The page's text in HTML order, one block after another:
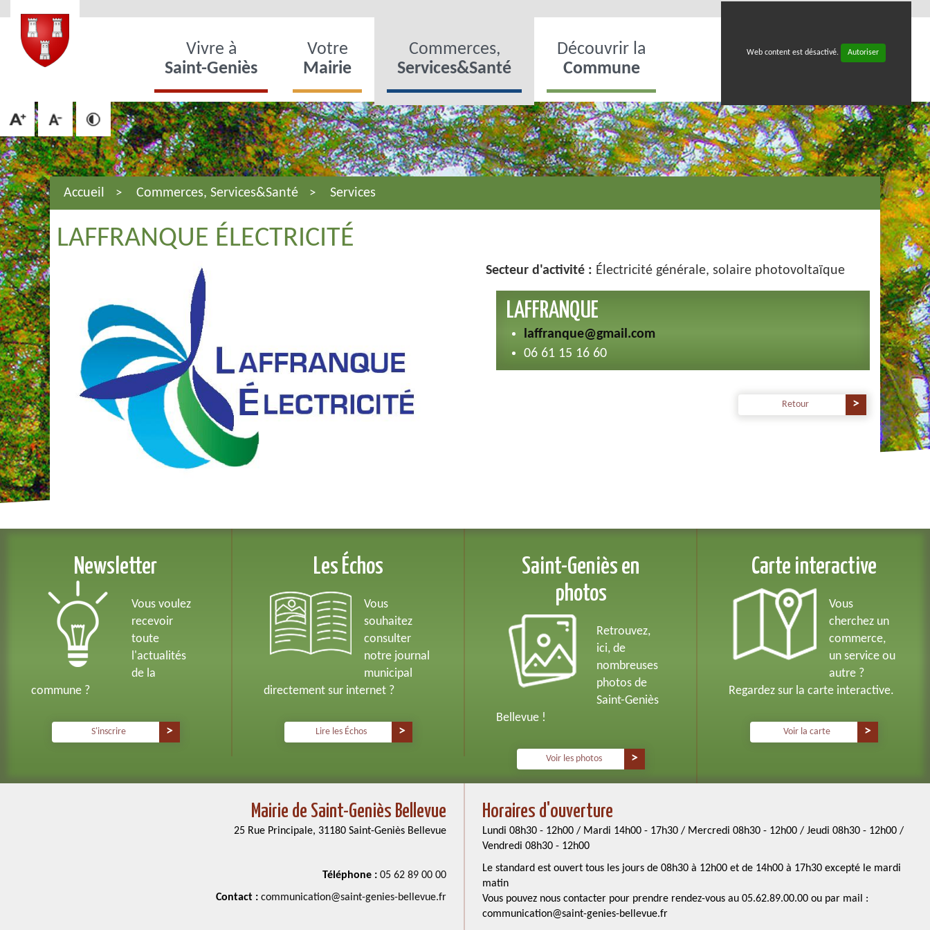
Vivre à
Saint-Geniès
Votre
Mairie
Commerces,
Services&Santé
Découvrir la
Commune
Web content est désactivé. Autoriser
Accueil Commerces, Services&Santé Services
LAFFRANQUE ÉLECTRICITÉ
Secteur d'activité : Électricité générale, solaire photovoltaïque
LAFFRANQUE
laffranque@gmail.com
06 61 15 16 60
Retour
Newsletter
Vous voulez
recevoir
toute
l'actualités
de la
commune ?
S'inscrire
Les Échos
Vous
souhaitez
consulter
notre journal
municipal
directement sur internet ?
Lire les Échos
Saint-Geniès en
photos
Retrouvez,
ici, de
nombreuses
photos de
Saint-Geniès
Bellevue !
Voir les photos
Carte interactive
Vous
cherchez un
commerce,
un service ou
autre ?
Regardez sur la carte interactive.
Voir la carte
Mairie de Saint-Geniès Bellevue
25 Rue Principale, 31180 Saint-Geniès Bellevue
Téléphone : 05 62 89 00 00
Contact : communication@saint-genies-bellevue.fr
Horaires d'ouverture
Lundi 08h30 - 12h00 / Mardi 14h00 - 17h30 / Mercredi 08h30 - 12h00 / Jeudi 08h30 - 12h00 /
Vendredi 08h30 - 12h00
Le standard est ouvert tous les jours de 08h30 à 12h00 et de 14h00 à 17h30 excepté le mardi
matin
Vous pouvez nous contacter pour prendre rendez-vous au 05.62.89.00.00 ou par mail :
communication@saint-genies-bellevue.fr